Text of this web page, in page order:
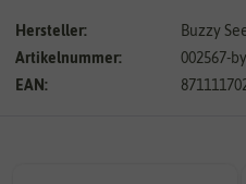
Hersteller:
Buzzy
Artikelnummer:
002567-by
EAN: